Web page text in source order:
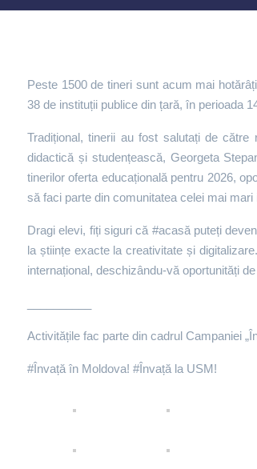
Peste 1500 de tineri sunt acum mai
38 de instituții publice din țară, în perioada
Tradițional, tinerii au fost salutați de
didactică și studențească, Georgeta
tinerilor oferta educațională pentru 2026,
să faci parte din comunitatea celei mai
Dragi elevi, fiți siguri că #acasă puteți
la științe exacte la creativitate și
internațional, deschizându-vă oportunități
Activitățile fac parte din cadrul Campaniei
#Învață în Moldova! #Învață la USM!